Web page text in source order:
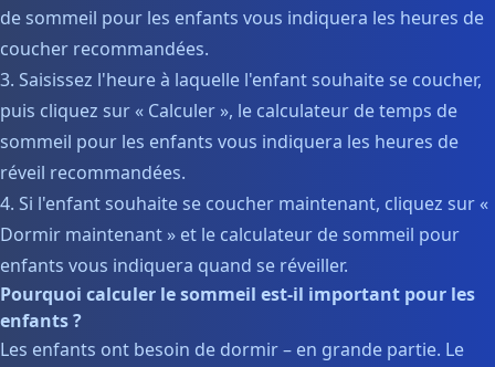
de sommeil pour les enfants vous indiquera les heures de
coucher recommandées.
3. Saisissez l'heure à laquelle l'enfant souhaite se coucher,
puis cliquez sur « Calculer », le calculateur de temps de
sommeil pour les enfants vous indiquera les heures de
réveil recommandées.
4. Si l'enfant souhaite se coucher maintenant, cliquez sur «
Dormir maintenant » et le calculateur de sommeil pour
enfants vous indiquera quand se réveiller.
Pourquoi calculer le sommeil est-il important pour les
enfants ?
Les enfants ont besoin de dormir – en grande partie. Le